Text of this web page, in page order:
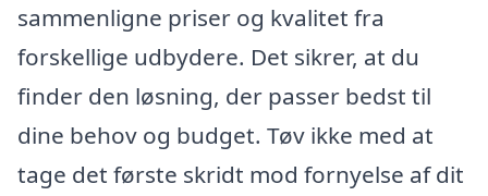
sammenligne priser og kvalitet fra
forskellige udbydere. Det sikrer, at du
finder den løsning, der passer bedst til
dine behov og budget. Tøv ikke med at
tage det første skridt mod fornyelse af dit